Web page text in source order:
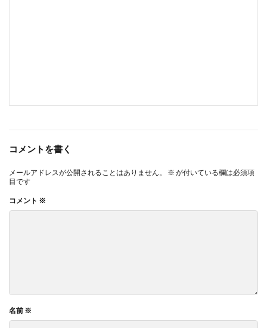
コメントを書く
メールアドレスが公開されることはありません。 ※ が付いている欄は必須項
目です
コメント ※
名前 ※